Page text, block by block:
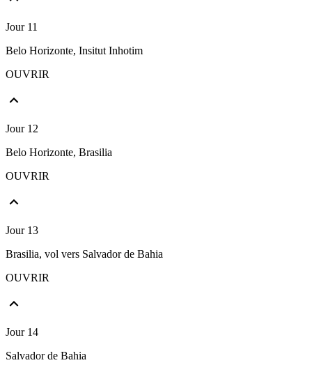
Jour 11
Belo Horizonte, Insitut Inhotim
OUVRIR
Jour 12
Belo Horizonte, Brasilia
OUVRIR
Jour 13
Brasilia, vol vers Salvador de Bahia
OUVRIR
Jour 14
Salvador de Bahia